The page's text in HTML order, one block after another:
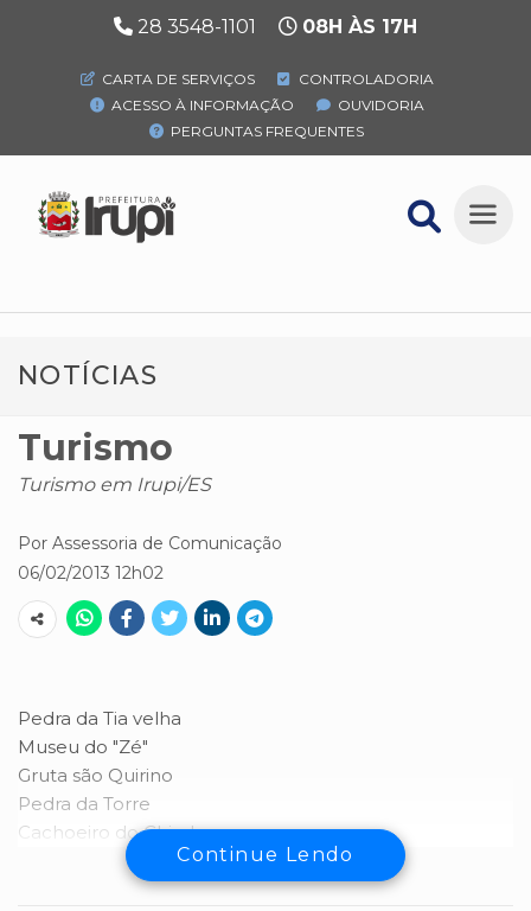
28 3548-1101 08H ÀS 17H
CARTA DE SERVIÇOS
CONTROLADORIA
ACESSO À INFORMAÇÃO
OUVIDORIA
PERGUNTAS FREQUENTES
NOTÍCIAS
Turismo
Turismo em Irupi/ES
Por Assessoria de Comunicação
06/02/2013 12h02
Pedra da Tia velha
Museu do "Zé"
Gruta são Quirino
Pedra da Torre
Cachoeiro do Chiador
Continue Lendo